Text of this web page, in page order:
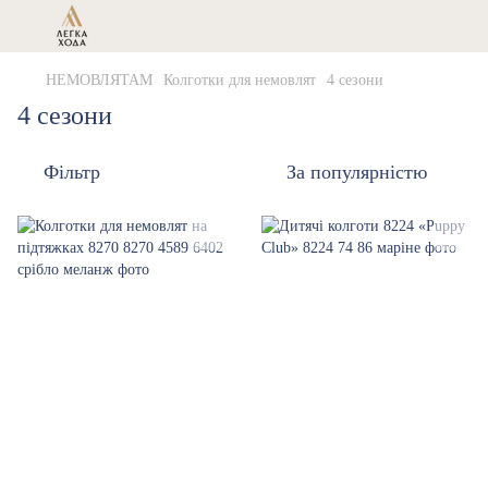
НЕМОВЛЯТАМ Колготки для немовлят 4 сезони
4 сезони
Фільтр За популярністю